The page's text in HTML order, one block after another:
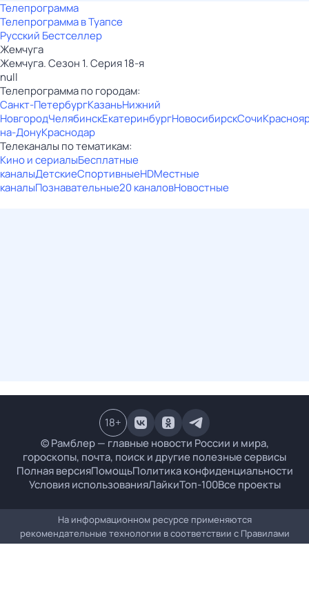
Телепрограмма
Телепрограмма в Туапсе
Русский Бестселлер
Жемчуга
Жемчуга. Сезон 1. Серия 18-я
null
Телепрограмма по городам:
Санкт-ПетербургКазаньНижний
НовгородЧелябинскЕкатеринбургНовосибирскСочи
на-ДонуКраснодар
Телеканалы по тематикам:
Кино и сериалыБесплатные
каналыДетскиеСпортивныеHDМестные
каналыПознавательные20 каналовНовостные
© Рамблер — главные новости России и мира,
гороскопы, почта, поиск и другие полезные сервисы
Полная версияПомощьПолитика конфиденциальности
Условия использованияЛайкиТоп-100Все проекты
18+
На информационном ресурсе применяются
рекомендательные технологии в соответствии с Правилами